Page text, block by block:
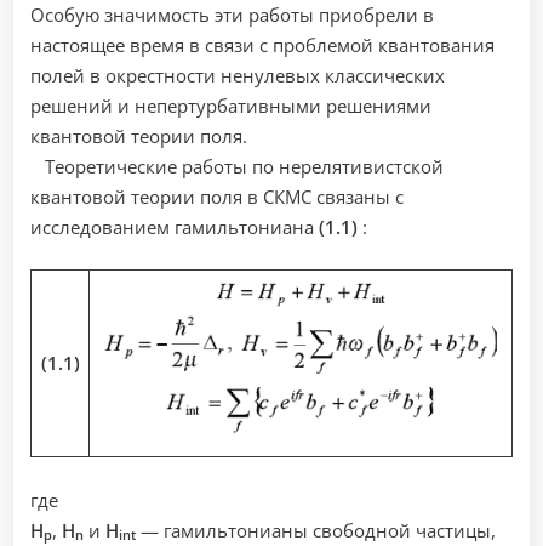
Особую значимость эти работы приобрели в
настоящее время в связи с проблемой квантования
полей в окрестности ненулевых классических
решений и непертурбативными решениями
квантовой теории поля.
Теоретические работы по нерелятивистской
квантовой теории поля в СКМС связаны с
исследованием гамильтониана (1.1) :
(1.1)
где
Hp, Hn и Hint — гамильтонианы свободной частицы,